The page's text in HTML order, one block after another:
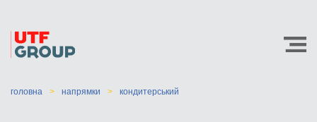
головна напрямки кондитерський